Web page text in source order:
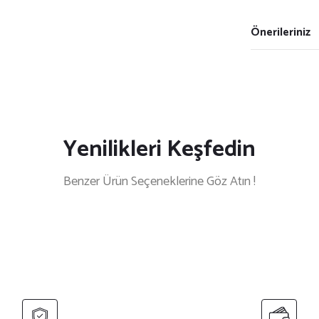
Önerileriniz
Yenilikleri Keşfedin
Benzer Ürün Seçeneklerine Göz Atın !